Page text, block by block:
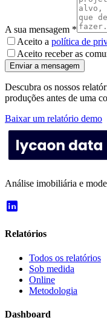
A sua mensagem *
Aceito a política de
Aceito receber as
Enviar a mensagem
Descubra os nossos
produções antes de uma
Baixar um relatório demo
Análise imobiliária e
Relatórios
Todos os relatórios
Sob medida
Online
Metodologia
Dashboard